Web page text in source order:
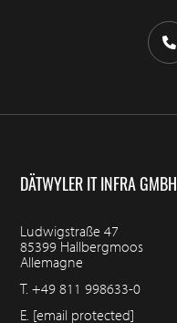
DÄTWYLER IT INFRA GMBH
Ludwigstraße 47
85399 Hallbergmoos
Allemagne
T. +49 811 998633-0
E. [email protected]